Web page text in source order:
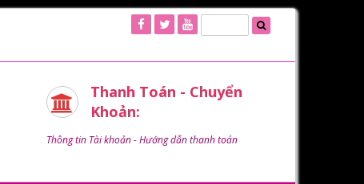
Thanh Toán - Chuyển
Khoản:
Thông tin Tài khoản - Hướng dẫn thanh toán